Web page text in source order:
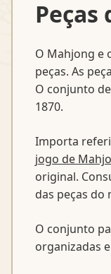
Peças
O Mahjong e
peças. As
O conjunto
1870.
Importa
jogo de
original.
das peças
O conjunto
organizadas